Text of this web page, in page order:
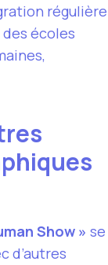
régulière
des écoles
Show » se
d’autres